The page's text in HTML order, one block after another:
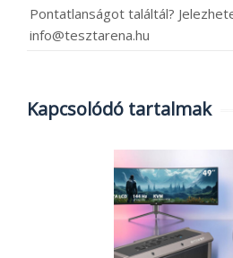
Pontatlanságot találtál?
info@tesztarena.hu
Kapcsolódó tartalmak